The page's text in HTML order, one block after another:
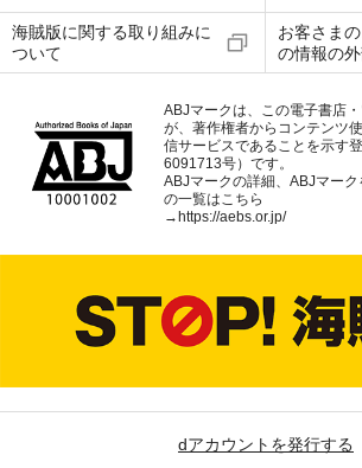
海賊版に関する取り組みに
ついて
お客さま
の情報の
ABJマークは、この電子書店
が、著作権者からコンテンツ
信サービスであることを示す
6091713号）です。
ABJマークの詳細、ABJマー
の一覧はこちら
→https://aebs.or.jp/
dアカウントを発行する